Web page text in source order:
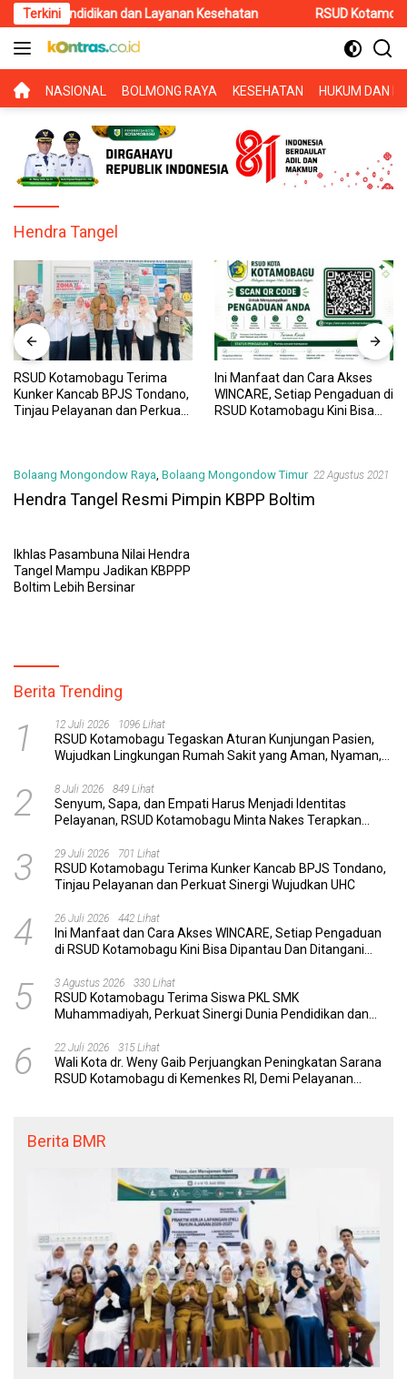
Langsung
ke
konten
Terkini
Pendidikan dan Layanan Kesehatan RSUD Kotamobagu
BERANDA
NASIONAL BOLMONG RAYA KESEHATAN HUKUM DAN
Hendra Tangel
RSUD Kotamobagu Terima
Kunker Kancab BPJS Tondano,
Tinjau Pelayanan dan Perkuat
Ini Manfaat dan Cara Akses
WINCARE, Setiap Pengaduan di
RSUD Kotamobagu Kini Bisa
Bolaang Mongondow Raya, Bolaang Mongondow Timur 22 Agustus 2021
Hendra Tangel Resmi Pimpin KBPP Boltim
Ikhlas Pasambuna Nilai Hendra
Tangel Mampu Jadikan KBPPP
Boltim Lebih Bersinar
Berita Trending
1 12 Juli 2026 1096 Lihat
RSUD Kotamobagu Tegaskan Aturan Kunjungan Pasien,
Wujudkan Lingkungan Rumah Sakit yang Aman, Nyaman,
2 8 Juli 2026 849 Lihat
Senyum, Sapa, dan Empati Harus Menjadi Identitas
Pelayanan, RSUD Kotamobagu Minta Nakes Terapkan
3 29 Juli 2026 701 Lihat
RSUD Kotamobagu Terima Kunker Kancab BPJS Tondano,
Tinjau Pelayanan dan Perkuat Sinergi Wujudkan UHC
4 26 Juli 2026 442 Lihat
Ini Manfaat dan Cara Akses WINCARE, Setiap Pengaduan
di RSUD Kotamobagu Kini Bisa Dipantau Dan Ditangani
5 3 Agustus 2026 330 Lihat
RSUD Kotamobagu Terima Siswa PKL SMK
Muhammadiyah, Perkuat Sinergi Dunia Pendidikan dan
6 22 Juli 2026 315 Lihat
Wali Kota dr. Weny Gaib Perjuangkan Peningkatan Sarana
RSUD Kotamobagu di Kemenkes RI, Demi Pelayanan
Berita BMR